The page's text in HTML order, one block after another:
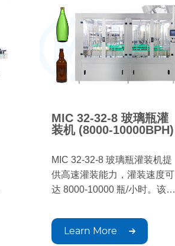
MIC 32-32-8 玻璃瓶灌
装机 (8000-10000BPH)
MIC 32-32-8 玻璃瓶灌装机提
供高速灌装能力，灌装速度可
达 8000-10000 瓶/小时。该设
确保玻璃瓶包装的精准、高效
灌装和封盖，并带来高质量的
Learn More